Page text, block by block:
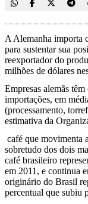
A Alemanha importa
para sustentar sua
reexportador do
milhões de dólares
Empresas alemãs
importações, em
(processamento,
estimativa da
café que movimenta
sobretudo dos dois
café brasileiro
em 2011, e continua
originário do Brasil
percentual que subiu